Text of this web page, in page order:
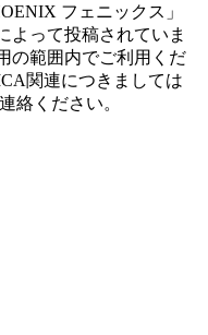
フェニックス」
よって投稿されていま
の範囲内でご利用くだ
関連につきましては
絡ください。